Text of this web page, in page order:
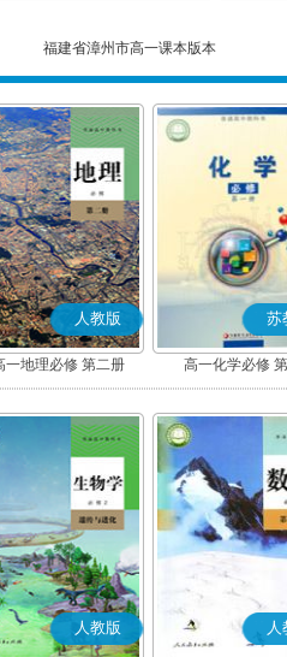
福建省漳州市高一课本版本
人教版
一地理必修 第二册
苏
高一化学必修
人教版 人